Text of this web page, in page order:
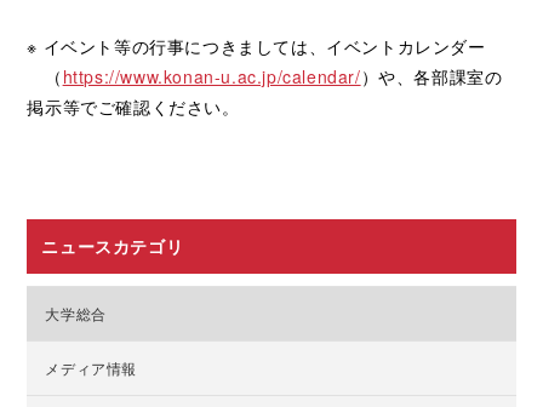
※ イベント等の行事につきましては、イベントカレンダー
（ https://www.konan-u.ac.jp/calendar/）や、各部課室の
掲示等でご確認ください。
ニュースカテゴリ
大学総合
メディア情報